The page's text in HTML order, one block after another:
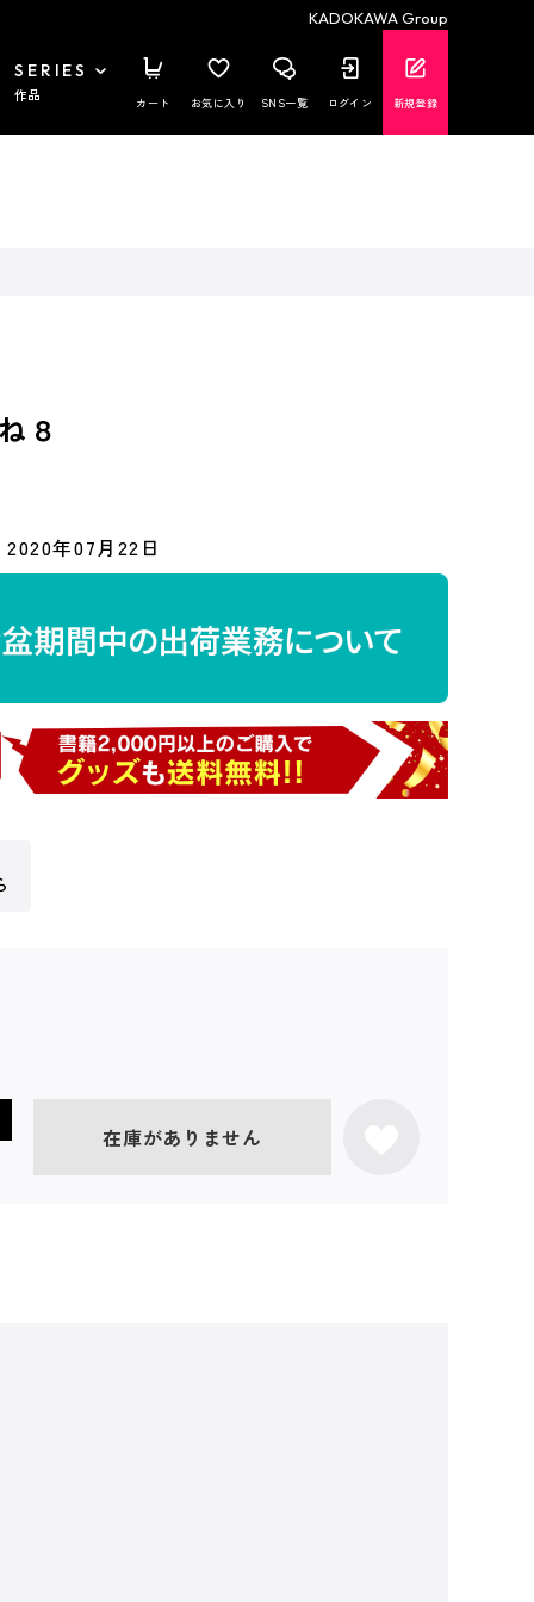
KADOKAWA Group
SERIES
作品 カート お気に入り SNS一覧 ログイン 新規登録
８
2020年07月22日
在庫がありません